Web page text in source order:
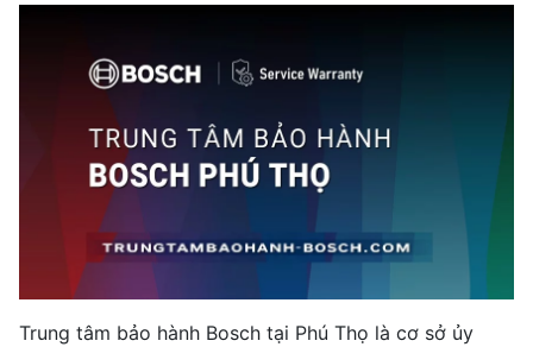
Trung tâm bảo hành Bosch tại Phú Thọ là cơ sở ủy